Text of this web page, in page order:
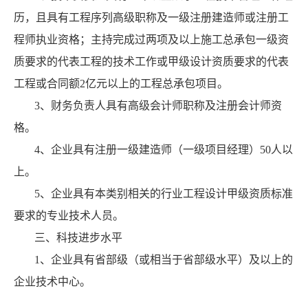
历，且具有工程序列高级职称及一级注册建造师或注册工
程师执业资格；主持完成过两项及以上施工总承包一级资
质要求的代表工程的技术工作或甲级设计资质要求的代表
工程或合同额2亿元以上的工程总承包项目。
3、财务负责人具有高级会计师职称及注册会计师资
格。
4、企业具有注册一级建造师（一级项目经理）50人以
上。
5、企业具有本类别相关的行业工程设计甲级资质标准
要求的专业技术人员。
三、科技进步水平
1、企业具有省部级（或相当于省部级水平）及以上的
企业技术中心。